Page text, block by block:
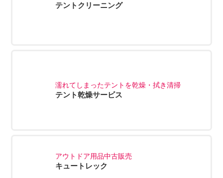
テントクリーニング
濡れてしまったテントを乾燥・拭き清掃
テント乾燥サービス
アウトドア用品中古販売
キュートレック